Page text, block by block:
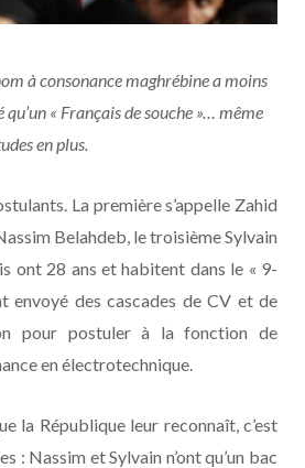
à consonance maghrébine a moins
qu’un « Français de souche »… même
en plus.
La première s’appelle Zahid
Belahdeb, le troisième Sylvain
ont 28 ans et habitent dans le « 9-
envoyé des cascades de CV et de
pour postuler à la fonction de
en électrotechnique.
la République leur reconnaît, c’est
: Nassim et Sylvain n’ont qu’un bac